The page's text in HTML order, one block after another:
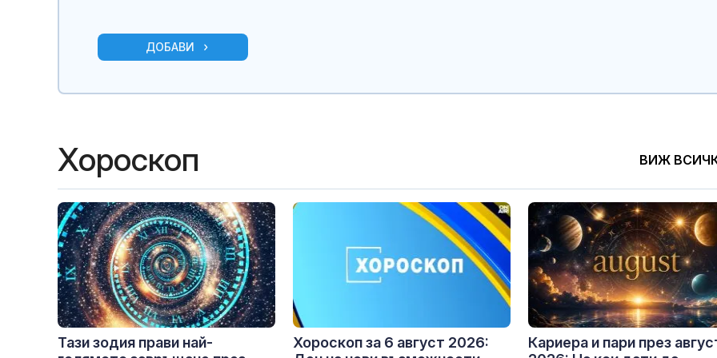
ДОБАВИ
Хороскоп ВИЖ
Тази зодия прави най-
Хороскоп за 6 август 2026:
Кариера и пари през